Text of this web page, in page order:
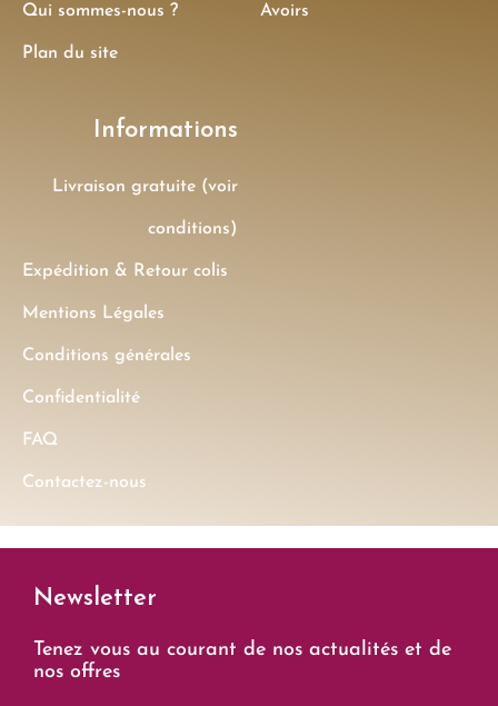
Qui sommes-nous ?
Plan du site
Avoirs
Informations
Livraison gratuite (voir
conditions)
Expédition & Retour colis
Mentions Légales
Conditions générales
Confidentialité
FAQ
Contactez-nous
Newsletter
Tenez vous au courant de nos actualités et de
nos offres